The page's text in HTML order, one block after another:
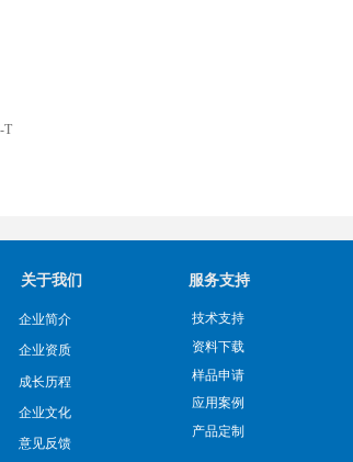
T
企业简介
企业资质
成长历程
企业文化
意见反馈
关于我们 服务支持
技术支持
资料下载
样品申请
应用案例
产品定制